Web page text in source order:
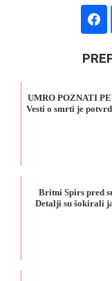
UMRO POZNATI
Vesti o smrti je
Britni Spirs pred
Detalji su šokirali